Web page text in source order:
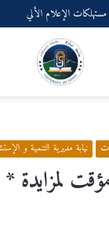
الإعلام الألي
نيابة مديرية التنمية و
لمزايدة